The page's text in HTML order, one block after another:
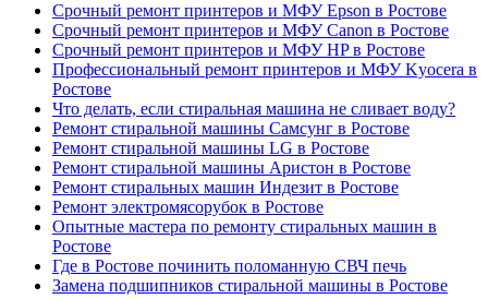
Срочный ремонт принтеров и МФУ Epson в Ростове
Срочный ремонт принтеров и МФУ Canon в Ростове
Срочный ремонт принтеров и МФУ HP в Ростове
Профессиональный ремонт принтеров и МФУ Kyocera в
Ростове
Что делать, если стиральная машина не сливает воду?
Ремонт стиральной машины Самсунг в Ростове
Ремонт стиральной машины LG в Ростове
Ремонт стиральной машины Аристон в Ростове
Ремонт стиральных машин Индезит в Ростове
Ремонт электромясорубок в Ростове
Опытные мастера по ремонту стиральных машин в
Ростове
Где в Ростове починить поломанную СВЧ печь
Замена подшипников стиральной машины в Ростове